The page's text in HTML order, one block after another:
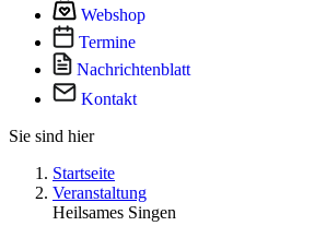
Webshop
Termine
Nachrichtenblatt
Kontakt
Sie sind hier
Startseite
Veranstaltung
Heilsames Singen